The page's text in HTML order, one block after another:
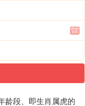
龄段、即生肖属虎的